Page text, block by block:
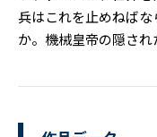
兵はこれを止めねば
か。機械皇帝の隠さ